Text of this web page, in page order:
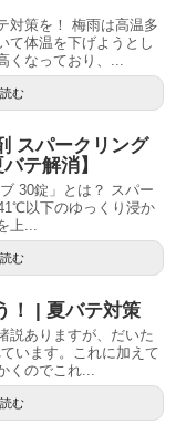
対策を！ 梅雨は高温多
て体温を下げようとし
くなっており、...
む
スパークリング
テ解消】
30錠」とは？ スパー
以下のゆっくり浸か
上...
む
！ | 夏バテ対策
説ありますが、だいた
います。これに加えて
くのでこれ...
む